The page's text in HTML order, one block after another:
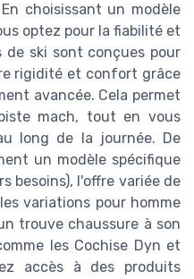
choisissant un modèle
optez pour la fiabilité et
de ski sont conçues pour
rigidité et confort grâce
avancée. Cela permet
mach, tout en vous
long de la journée. De
un modèle spécifique
besoins), l'offre variée de
variations pour homme
trouve chaussure à son
les Cochise Dyn et
accès à des produits